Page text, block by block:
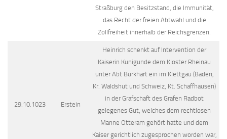
Straßburg den Besitzstand, die Immunität,
das Recht der freien Abtwahl und die
Zollfreiheit innerhalb der Reichsgrenzen.
29.10.1023 Erstein
Heinrich schenkt auf Intervention der
Kaiserin Kunigunde dem Kloster Rheinau
unter Abt Burkhart ein im Klettgau (Baden,
Kr. Waldshut und Schweiz, Kt. Schaffhausen)
in der Grafschaft des Grafen Radbot
gelegenes Gut, welches dem rechtlosen
Manne Otteram gehört hatte und dem
Kaiser gerichtlich zugesprochen worden war,